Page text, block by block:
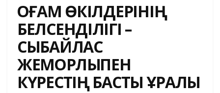
ҚОҒАМ ӨКІЛДЕРІНІҢ
БЕЛСЕНДІЛІГІ –
СЫБАЙЛАС
ЖЕМҚОРЛЫҚПЕН
КҮРЕСТІҢ БАСТЫ ҚҰРАЛЫ